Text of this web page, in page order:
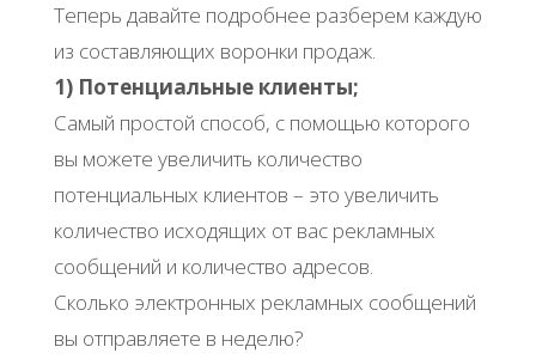
Теперь давайте подробнее разберем каждую
из составляющих воронки продаж.
1) Потенциальные клиенты;
Самый простой способ, с помощью которого
вы можете увеличить количество
потенциальных клиентов – это увеличить
количество исходящих от вас рекламных
сообщений и количество адресов.
Сколько электронных рекламных сообщений
вы отправляете в неделю?